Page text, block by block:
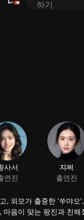
사서
연진
, 외모가 출중한 '쑤먀
음이 맞는 팡진과 친